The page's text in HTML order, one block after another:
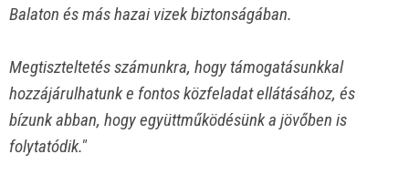
Balaton és más hazai vizek biztonságában.
Megtiszteltetés számunkra, hogy támogatásunkkal
hozzájárulhatunk e fontos közfeladat ellátásához, és
bízunk abban, hogy együttműködésünk a jövőben is
folytatódik."